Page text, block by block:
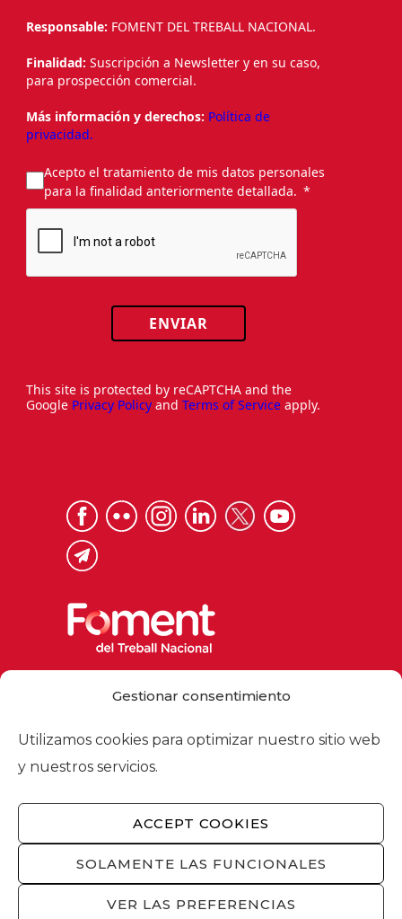
Gestionar consentimiento
Utilizamos cookies para optimizar nuestro sitio web
y nuestros servicios.
ACCEPT COOKIES
SOLAMENTE LAS FUNCIONALES
VER LAS PREFERENCIAS
Responsable: FOMENT DEL TREBALL NACIONAL.
Finalidad: Suscripción a Newsletter y en su caso,
para prospección comercial.
Más información y derechos: Política de
privacidad.
Acepto el tratamiento de mis datos personales
para la finalidad anteriormente detallada.
ENVIAR
This site is protected by reCAPTCHA and the
Google Privacy Policy and Terms of Service apply.
foment@foment.com
© 2026 - Foment del Treball Nacional
de privacidad /Política de cookies